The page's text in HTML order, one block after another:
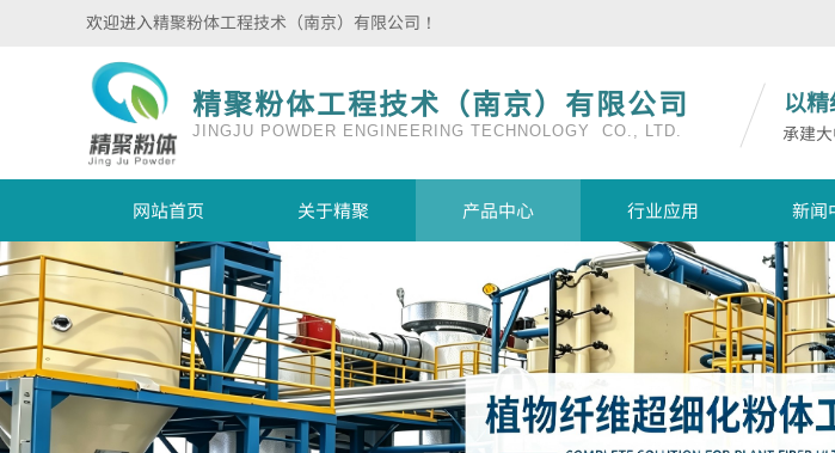
欢迎进入精聚粉体工程技术（南京）有限公司 ！
精聚粉体工程技术（南京）有限公司 以
JINGJU POWDER ENGINEERING TECHNOLOGY CO., LTD.
承建
网站首页 关于精聚 产品中心 行业应用 新闻